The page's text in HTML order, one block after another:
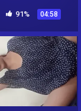
91% 04:58